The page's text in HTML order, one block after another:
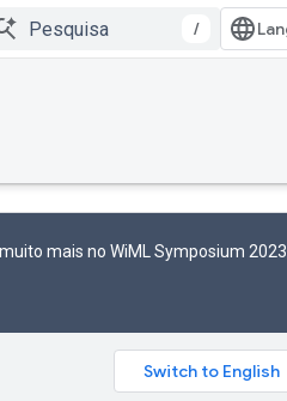
/
mais no WiML Symposium 2023